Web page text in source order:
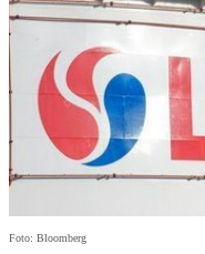
Foto: Bloomberg